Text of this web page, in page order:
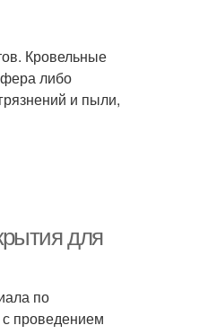
Кровельные
либо
и пыли,
для
по
проведением